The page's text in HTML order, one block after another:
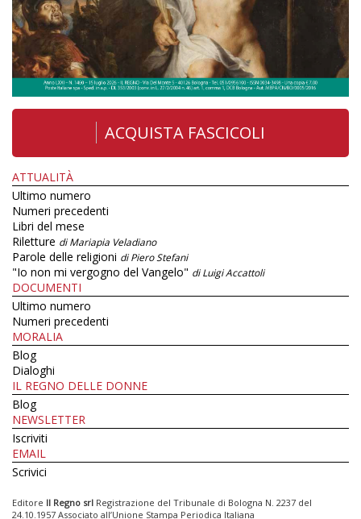
ACQUISTA FASCICOLI
ATTUALITÀ
Ultimo numero
Numeri precedenti
Libri del mese
Riletture di Mariapia Veladiano
Parole delle religioni di Piero Stefani
"Io non mi vergogno del Vangelo" di Luigi Accattoli
DOCUMENTI
Ultimo numero
Numeri precedenti
MORALIA
Blog
Dialoghi
IL REGNO DELLE DONNE
Blog
NEWSLETTER
Iscriviti
EMAIL
Scrivici
Editore Il Regno srl Registrazione del Tribunale di Bologna N. 2237 del
24.10.1957 Associato all’Unione Stampa Periodica Italiana